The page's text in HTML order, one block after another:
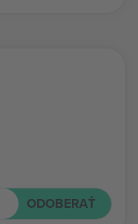
ODOBERAŤ